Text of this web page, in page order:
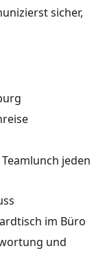
sicher,
jeden
im Büro
und